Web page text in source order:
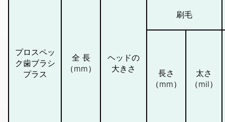
プロスペッ
ク歯ブラシ
プラス
全 長
（mm）
ヘッドの
大きさ
刷毛
長さ
（mm）
太さ
（mil）